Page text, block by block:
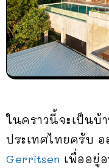
ในคราวนี้จะเป็นบ้
ประเทศไทยครับ
Gerritsen เพื่ออยู่